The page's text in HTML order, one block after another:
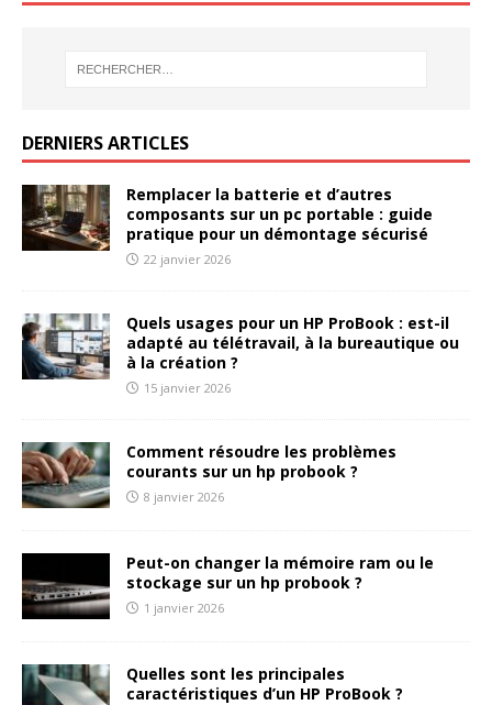
DERNIERS ARTICLES
Remplacer la batterie et d’autres
composants sur un pc portable : guide
pratique pour un démontage sécurisé
22 janvier 2026
Quels usages pour un HP ProBook : est-il
adapté au télétravail, à la bureautique ou
à la création ?
15 janvier 2026
Comment résoudre les problèmes
courants sur un hp probook ?
8 janvier 2026
Peut-on changer la mémoire ram ou le
stockage sur un hp probook ?
1 janvier 2026
Quelles sont les principales
caractéristiques d’un HP ProBook ?